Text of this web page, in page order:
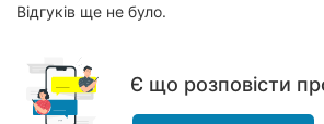
Відгуків ще не було.
Є що розповісти